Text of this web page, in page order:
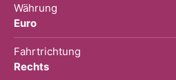
Währung
Euro
Fahrtrichtung
Rechts